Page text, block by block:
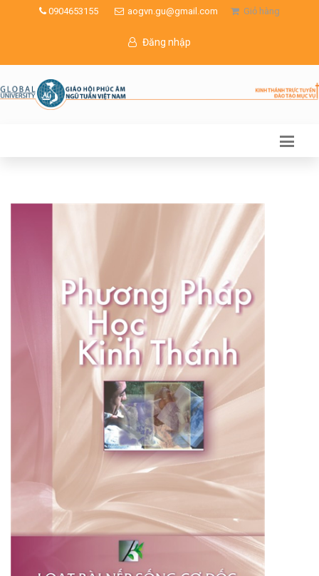
0904653155 aogvn.gu@gmail.com Giỏ hàng
Đăng nhập